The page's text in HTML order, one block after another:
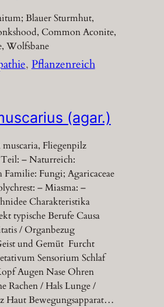
Blauer Sturmhut,
Common Aconite,
Wolfsbane
, Pflanzenreich
(agar.)
Fliegenpilz
– Naturreich:
Familie: Fungi; Agaricaceae
– Miasma: –
Charakteristika
typische Berufe Causa
/ Organbezug
und Gemüt Furcht
Sensorium Schlaf
Augen Nase Ohren
Rachen / Hals Lunge /
Haut Bewegungsapparat…